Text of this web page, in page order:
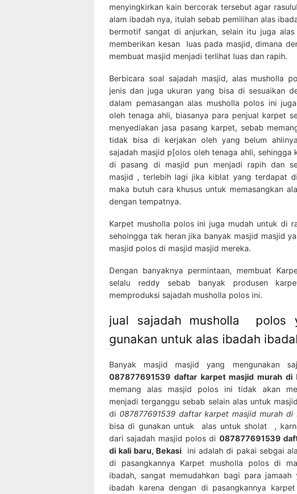
menyingkirkan kain bercorak tersebut agar
alam ibadah nya, itulah sebab pemilihan alas
bermotif sangat di anjurkan, selain itu juga
memberikan kesan luas pada masjid, dimana
membuat masjid menjadi terlihat luas dan rapih.
Berbicara soal sajadah masjid, alas musholla
jenis dan juga ukuran yang bisa di sesuaikan
dalam pemasangan alas musholla polos ini
oleh tenaga ahli, biasanya para penjual karpet
menyediakan jasa pasang karpet, sebab
tidak bisa di kerjakan oleh yang belum
sajadah masjid p[olos oleh tenaga ahli, sehingga
di pasang di masjid pun menjadi rapih dan
masjid , terlebih lagi jika kiblat yang terdapat
maka butuh cara khusus untuk memasangkan
dengan tempatnya.
Karpet musholla polos ini juga mudah untuk di
sehoingga tak heran jika banyak masjid masjid
masjid polos di masjid masjid mereka.
Dengan banyaknya permintaan, membuat
selalu reddy sebab banyak produsen
memproduksi sajadah musholla polos ini.
jual sajadah musholla polos
gunakan untuk alas ibadah
Banyak masjid masjid yang mengunakan
087877691539 daftar karpet masjid murah di
memang alas masjid polos ini tidak akan
menjadi terganggu sebab selain alas untuk
di 087877691539 daftar karpet masjid murah di
bisa di gunakan untuk alas untuk sholat ,
dari sajadah masjid polos di 087877691539
di kali baru, Bekasi ini adalah di pakai sebgai
di pasangkannya Karpet musholla polos di
ibadah, sangat memudahkan bagi para jamaah
ibadah karena dengan di pasangkannya